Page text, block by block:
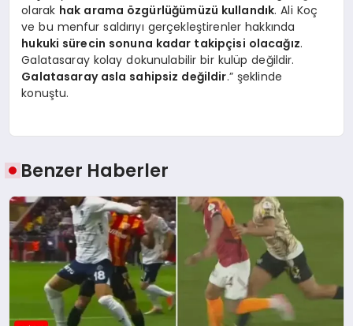
olarak hak arama özgürlüğümüzü kullandık. Ali Koç
ve bu menfur saldırıyı gerçekleştirenler hakkında
hukuki sürecin sonuna kadar takipçisi olacağız.
Galatasaray kolay dokunulabilir bir kulüp değildir.
Galatasaray asla sahipsiz değildir.” şeklinde
konuştu.
Benzer Haberler